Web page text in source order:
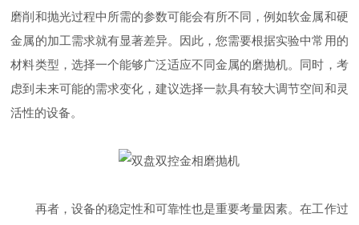
磨削和抛光过程中所需的参数可能会有所不同，例如软金属和硬
金属的加工需求就有显著差异。因此，您需要根据实验中常用的
材料类型，选择一个能够广泛适应不同金属的磨抛机。同时，考
虑到未来可能的需求变化，建议选择一款具有较大调节空间和灵
活性的设备。
再者，设备的稳定性和可靠性也是重要考量因素。在工作过